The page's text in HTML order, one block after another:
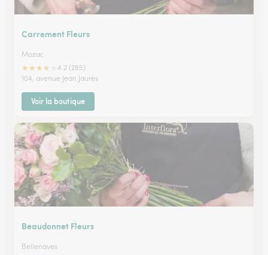
Carrement Fleurs
Mozac
★★★★
4.2 (285)
104, avenue Jean Jaurès
Voir la boutique
Beaudonnet Fleurs
Bellenaves